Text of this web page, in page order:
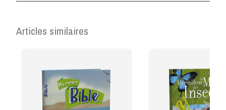
Articles similaires